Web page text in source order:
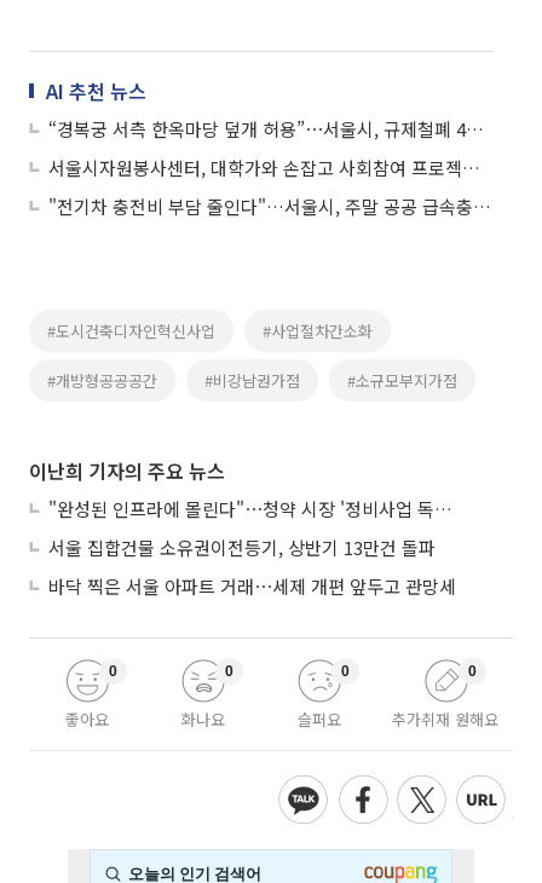
AI 추천 뉴스
“경복궁 서측 한옥마당 덮개 허용”⋯서울시, 규제철폐 4건 추진
서울시자원봉사센터, 대학가와 손잡고 사회참여 프로젝트 확대
"전기차 충전비 부담 줄인다"…서울시, 주말 공공 급속충전 요금 인하
#도시건축디자인혁신사업 #사업절차간소화
#개방형공공공간 #비강남권가점 #소규모부지가점
이난희 기자의 주요 뉴스
"완성된 인프라에 몰린다"⋯청약 시장 '정비사업 독주' 42배 격차
서울 집합건물 소유권이전등기, 상반기 13만건 돌파
바닥 찍은 서울 아파트 거래⋯세제 개편 앞두고 관망세
좋아요
0
화나요
0
슬퍼요
0
추가취재 원해요
0